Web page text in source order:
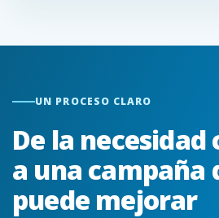
UN PROCESO CLARO
De la
a una campaña
puede mejorar